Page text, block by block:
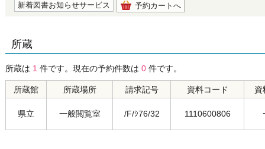
新着図書お知らせサービス 予約カートへ
所蔵
所蔵は 1 件です。現在の予約件数は 0 件です。
所蔵館 所蔵場所 請求記号 資料コード 資
県立 一般閲覧室 /F/ｼ76/32 1110600806